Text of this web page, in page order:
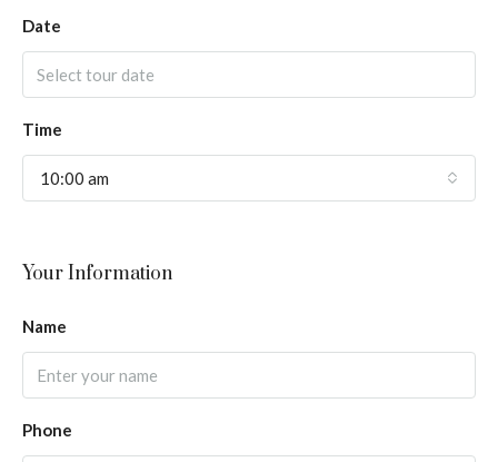
Date
Time
10:00 am
Your Information
Name
Phone